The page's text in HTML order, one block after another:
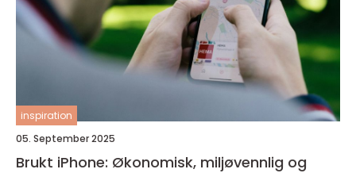
inspiration
05. September 2025
Brukt iPhone: Økonomisk, miljøvennlig og